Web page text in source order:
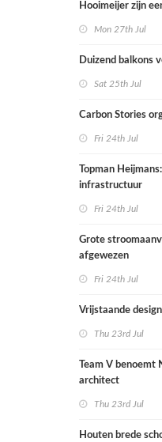
Hooimeijer zijn
Mon 27th Jul
Duizend balkons
Sat 25th Jul
Carbon Stories
Fri 24th Jul
Topman
infrastructuur
Fri 24th Jul
Grote
afgewezen
Fri 24th Jul
Vrijstaande
Thu 23rd Jul
Team V benoemt
architect
Thu 23rd Jul
Houten brede